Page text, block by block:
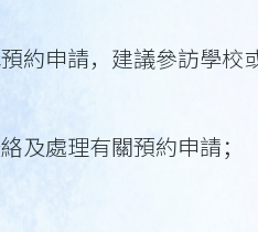
約申請，建議參訪學校
及處理有關預約申請；